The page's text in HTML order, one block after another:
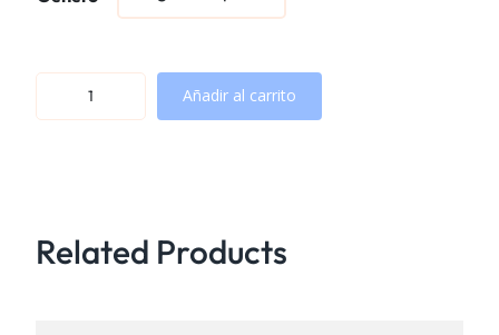
0
a
Añadir al carrito
Related Products